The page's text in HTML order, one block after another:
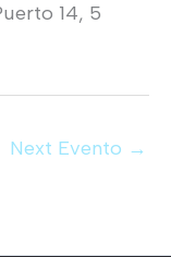
14, 5
Next Evento →